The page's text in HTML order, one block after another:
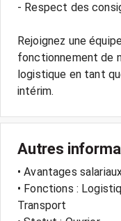
- Respect des
Rejoignez une
fonctionnement de
logistique en tant
Autres
• Avantages
• Fonctions :
Transport